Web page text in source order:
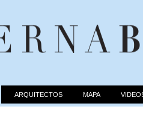
ARQUITECTOS MAPA